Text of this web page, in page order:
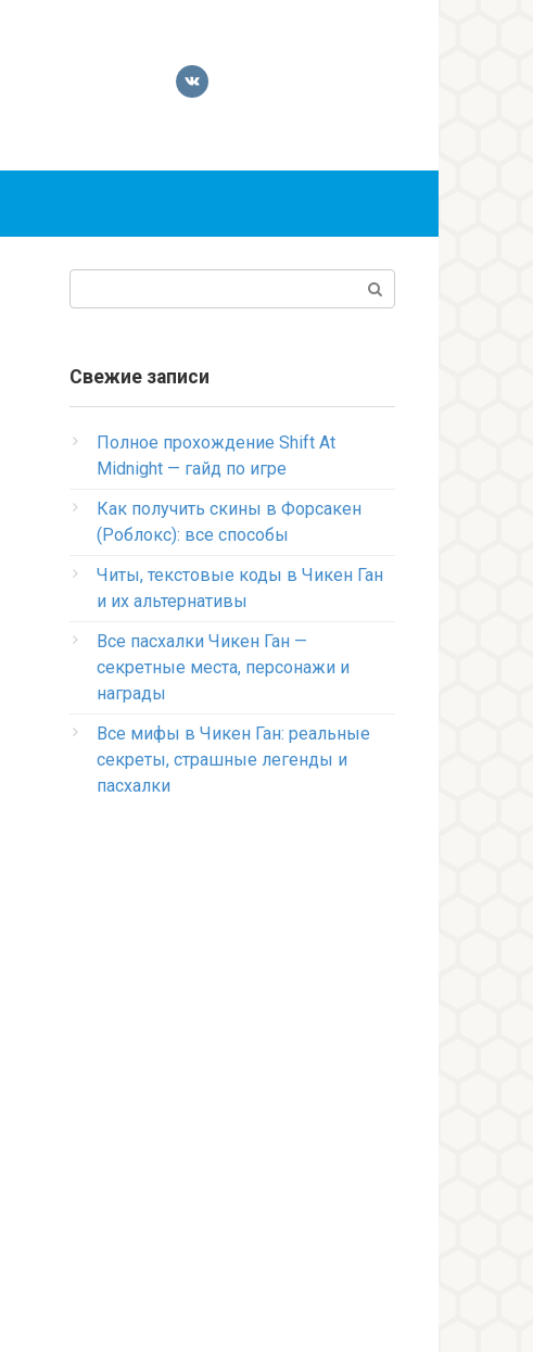
Свежие записи
Полное прохождение Shift At
Midnight — гайд по игре
Как получить скины в Форсакен
(Роблокс): все способы
Читы, текстовые коды в Чикен Ган
и их альтернативы
Все пасхалки Чикен Ган —
секретные места, персонажи и
награды
Все мифы в Чикен Ган: реальные
секреты, страшные легенды и
пасхалки